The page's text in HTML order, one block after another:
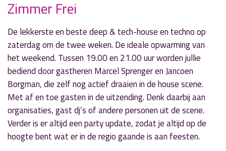
Zimmer Frei
De lekkerste en beste deep & tech-house en techno op
zaterdag om de twee weken. De ideale opwarming van
het weekend. Tussen 19.00 en 21.00 uur worden jullie
bediend door gastheren Marcel Sprenger en Jancoen
Borgman, die zelf nog actief draaien in de house scene.
Met af en toe gasten in de uitzending. Denk daarbij aan
organisaties, gast dj’s of andere personen uit de scene.
Verder is er altijd een party update, zodat je altijd op de
hoogte bent wat er in de regio gaande is aan feesten.